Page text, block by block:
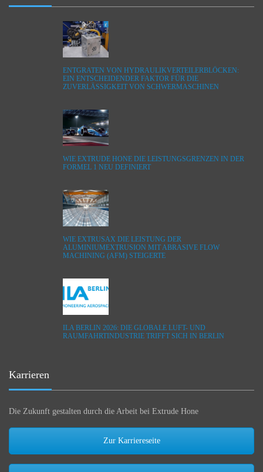
ENTGRATEN VON HYDRAULIKVERTEILERBLÖCKEN:
EIN ENTSCHEIDENDER FAKTOR FÜR DIE
ZUVERLÄSSIGKEIT VON SCHWERMASCHINEN
WIE EXTRUDE HONE DIE LEISTUNGSGRENZEN IN DER
FORMEL 1 NEU DEFINIERT
WIE EXTRUSAX DIE LEISTUNG DER
ALUMINIUMEXTRUSION MIT ABRASIVE FLOW
MACHINING (AFM) STEIGERTE
ILA BERLIN 2026: DIE GLOBALE LUFT- UND
RAUMFAHRTINDUSTRIE TRIFFT SICH IN BERLIN
Karrieren
Die Zukunft gestalten durch die Arbeit bei Extrude Hone
Zur Karriereseite